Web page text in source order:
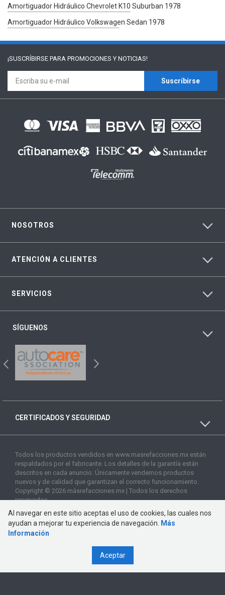
Amortiguador Hidráulico Chevrolet K10 Suburban 1978
Amortiguador Hidráulico Volkswagen Sedan 1978
¡SUSCRÍBIRSE PARA PROMOCIONES Y NOTICIAS!
Suscríbirse
NOSOTROS
ATENCIÓN A CLIENTES
SERVICIOS
SÍGUENOS
CERTIFICADOS Y SEGURIDAD
Todos los productos vendidos en www.masrefacciones.mx están
respaldados por el fabricante. Los detalles de la garantía están
descritos en cada anuncio. Únicamente vendemos productos
nuevos y de calidad que garantizan el correcto funcionamiento.
Copyright © 2026 másrefacciones.mx | Todos los derechos
reservados
Al navegar en este sitio aceptas el uso de cookies, las cuales nos
ayudan a mejorar tu experiencia de navegación.
Más
Información
Aceptar